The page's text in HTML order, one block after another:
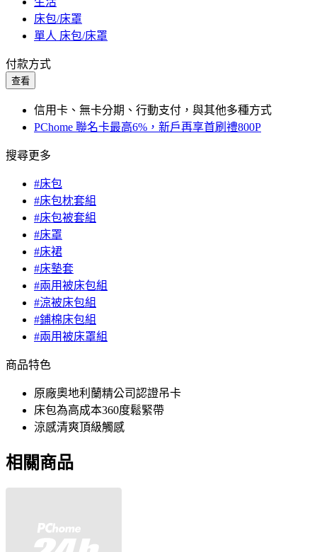
床包/床罩
單人 床包/床罩
付款方式
查看
信用卡、無卡分期、行動支付，與其他多種方式
PChome 聯名卡最高6%，新戶再享首刷禮800P
搜尋更多
#床包
#床包枕套組
#床包被套組
#床罩
#床裙
#床墊套
#兩用被床包組
#涼被床包組
#鋪棉床包組
#兩用被床罩組
商品特色
原廠奧地利蘭精公司認證吊卡
床包為高成本360度鬆緊帶
涼感清爽頂級觸感
相關商品